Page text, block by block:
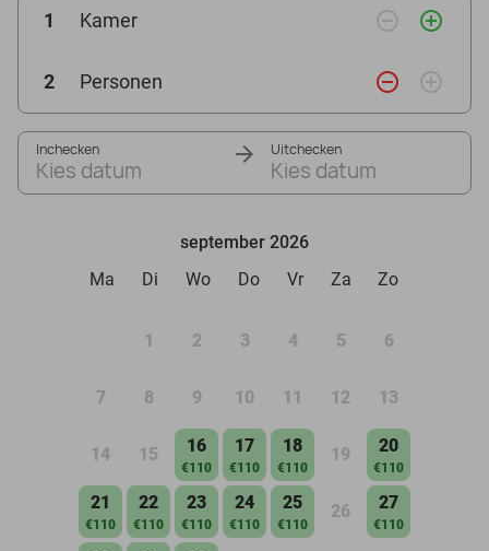
1 Kamer remove_circle_outline add_circle_outline
2 Personen remove_circle_outline add_circle_outline
Inchecken
Kies datum
Uitchecken
Kies datum
september 2026
Ma
Di Wo Do Vr Za Zo
1 2 3 4 5 6
7 8 9 10 11 12 13
14 15 16
€110
17
€110
18
€110
19 20
€110
21
€110
22
€110
23
€110
24
€110
25
€110
26 27
€110